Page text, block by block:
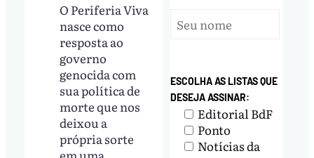
O Periferia Viva
nasce como
resposta ao
governo
genocida com
sua política de
morte que nos
deixou a
própria sorte
ESCOLHA AS LISTAS QUE
DESEJA ASSINAR:
Editorial BdF
Ponto
Notícias da